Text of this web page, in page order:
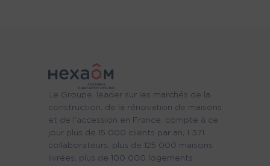
Le Groupe, leader sur les marchés de la
construction, de la rénovation de maisons
et de l’accession en France, compte à ce
jour plus de 15 000 clients par an, 1 371
collaborateurs, plus de 125 000 maisons
livrées, plus de 100 000 logements